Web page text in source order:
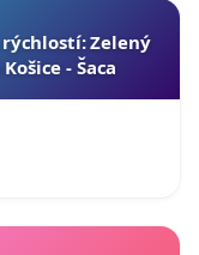
Zelený
- Šaca